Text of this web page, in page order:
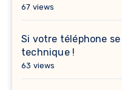
67 views
Si votre téléphone
technique !
63 views